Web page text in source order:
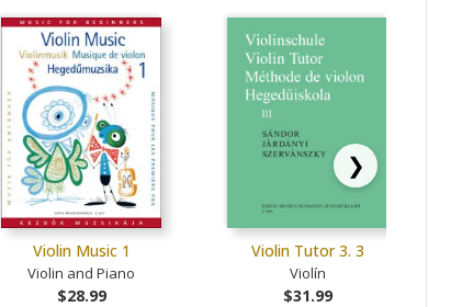
Violin Music 1
Violin and Piano
$28.99
Violin Tutor 3. 3
Violín
$31.99
❯